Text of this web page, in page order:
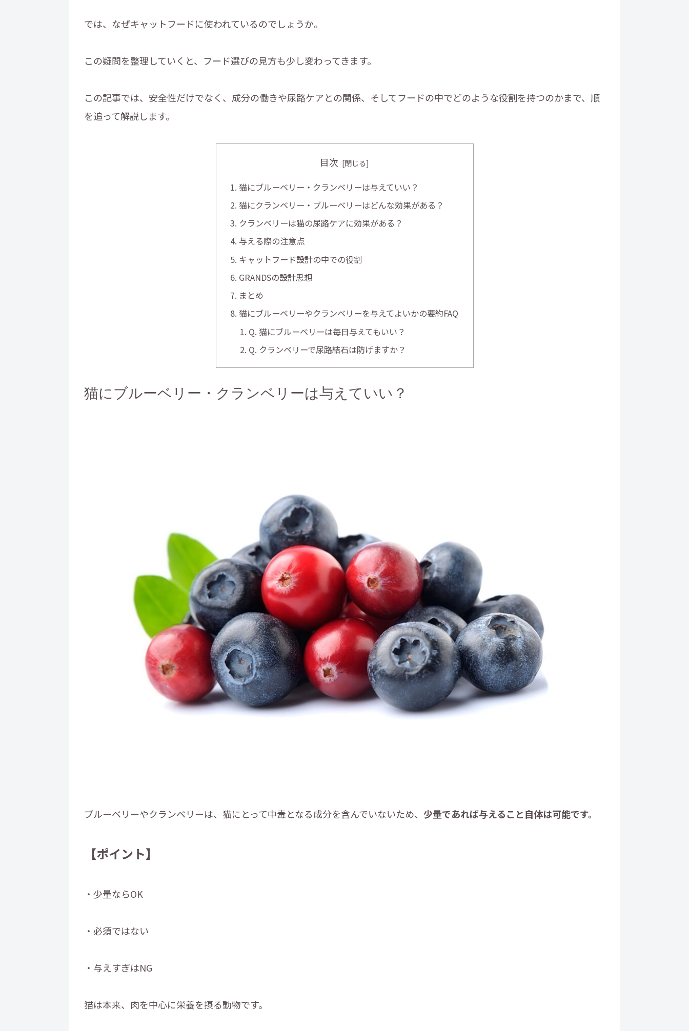
では、なぜキャットフードに使われているのでしょうか。
この疑問を整理していくと、フード選びの見方も少し変わってきます。
この記事では、安全性だけでなく、成分の働きや尿路ケアとの関係、そしてフードの中でどのような役割を持つのかまで、順
を追って解説します。
目次
猫にブルーベリー・クランベリーは与えていい？
猫にクランベリー・ブルーベリーはどんな効果がある？
クランベリーは猫の尿路ケアに効果がある？
与える際の注意点
キャットフード設計の中での役割
GRANDSの設計思想
まとめ
猫にブルーベリーやクランベリーを与えてよいかの要約FAQ
Q. 猫にブルーベリーは毎日与えてもいい？
Q. クランベリーで尿路結石は防げますか？
猫にブルーベリー・クランベリーは与えていい？
ブルーベリーやクランベリーは、猫にとって中毒となる成分を含んでいないため、 少量であれば与えること自体は可能です。
【ポイント】
・少量ならOK
・必須ではない
・与えすぎはNG
猫は本来、肉を中心に栄養を摂る動物です。